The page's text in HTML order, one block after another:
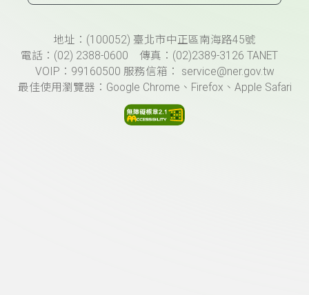
頁尾資訊地址：(100052) 臺北市中正區南海路45號
電話：(02) 2388-0600 傳真：(02)2389-3126 TANET
VOIP：99160500 服務信箱： service@ner.gov.tw
最佳使用瀏覽器：Google Chrome、Firefox、Apple Safari